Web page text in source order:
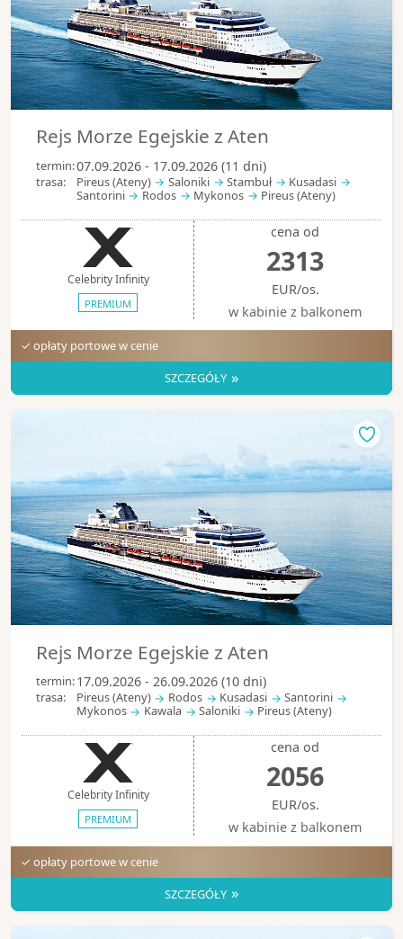
Rejs Morze Egejskie z Aten
termin:07.09.2026 - 17.09.2026 (11 dni)
trasa: Pireus (Ateny) Saloniki Stambuł
Kusadasi
Santorini
Rodos Mykonos Pireus (Ateny)
Celebrity Infinity
PREMIUM
cena od
2313
EUR/os.
w kabinie z balkonem
✓ opłaty portowe w cenie
SZCZEGÓŁY »
Rejs Morze Egejskie z Aten
termin:17.09.2026 - 26.09.2026 (10 dni)
trasa: Pireus (Ateny) Rodos Kusadasi
Santorini
Mykonos
Kawala Saloniki Pireus (Ateny)
Celebrity Infinity
PREMIUM
cena od
2056
EUR/os.
w kabinie z balkonem
✓ opłaty portowe w cenie
SZCZEGÓŁY »